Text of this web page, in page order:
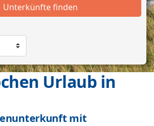
Unterkünfte finden
Urlaub in
mit